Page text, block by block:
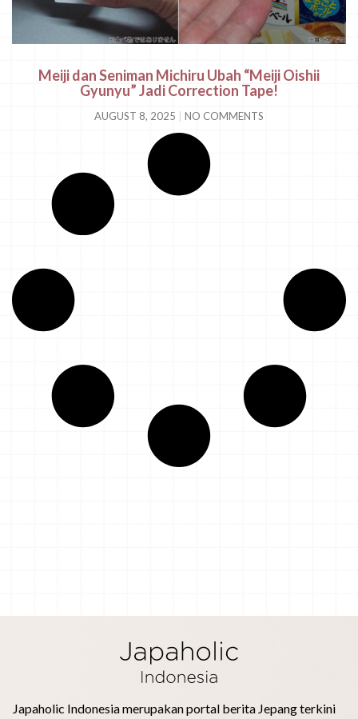
Meiji dan Seniman Michiru Ubah “Meiji Oishii
Gyunyu” Jadi Correction Tape!
AUGUST 8, 2025 NO COMMENTS
Japaholic Indonesia merupakan portal berita Jepang terkini